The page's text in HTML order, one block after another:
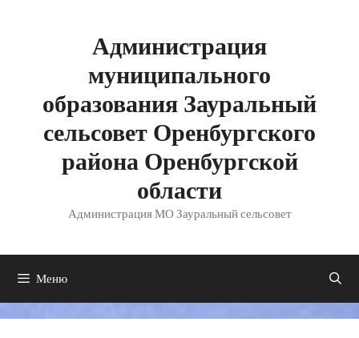
Администрация
муниципального
образования Зауральный
сельсовет Оренбургского
района Оренбургской
области
Администрация МО Зауральный сельсовет
Меню